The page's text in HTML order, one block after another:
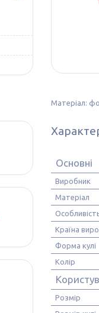
Матеріал:
Основні
Виробник
Матеріал
Країна
Форма кулі
Колір
Розмір